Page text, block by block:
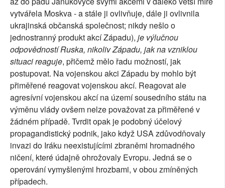
vytvářela Moskva - a stále ji ovlivňuje, dále ji ovlivnila
ukrajinská občanská společnost; nikdy nešlo o
jednostranný produkt akcí Západu), je výlučnou
odpovědností Ruska, nikoliv Západu, jak na vzniklou
situaci reaguje, přičemž mělo řadu možností, jak
postupovat. Na vojenskou akci Západu by mohlo být
přiměřené reagovat vojenskou akcí. Reagovat ale
agresívní vojenskou akcí na území sousedního státu na
výměnu vlády ovšem nelze považovat za přiměřené v
žádném případě. Tvrdit opak je podobný účelový
propagandistický podnik, jako když USA zdůvodňovaly
invazi do Iráku neexistujícími zbraněmi hromadného
ničení, které údajně ohrožovaly Evropu. Jedná se o
operování vymyšlenými hrozbami, v obou zmíněných
případech.